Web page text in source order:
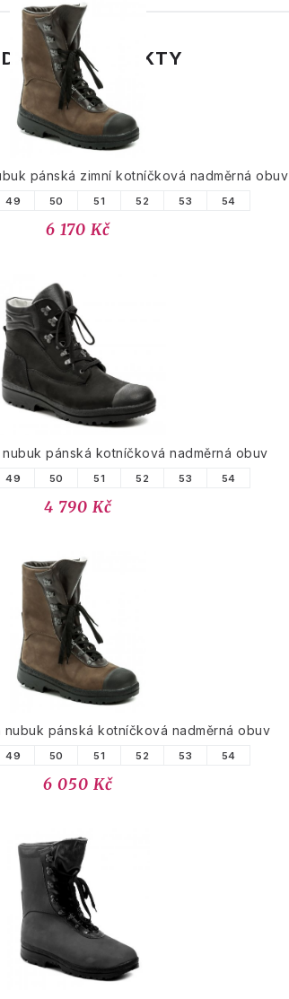
PRODUKTY
pánská zimní kotníčková nadměrná obuv
49 50 51 52 53 54
6 170 Kč
pánská kotníčková nadměrná obuv
49 50 51 52 53 54
4 790 Kč
nubuk pánská kotníčková nadměrná obuv
49 50 51 52 53 54
6 050 Kč